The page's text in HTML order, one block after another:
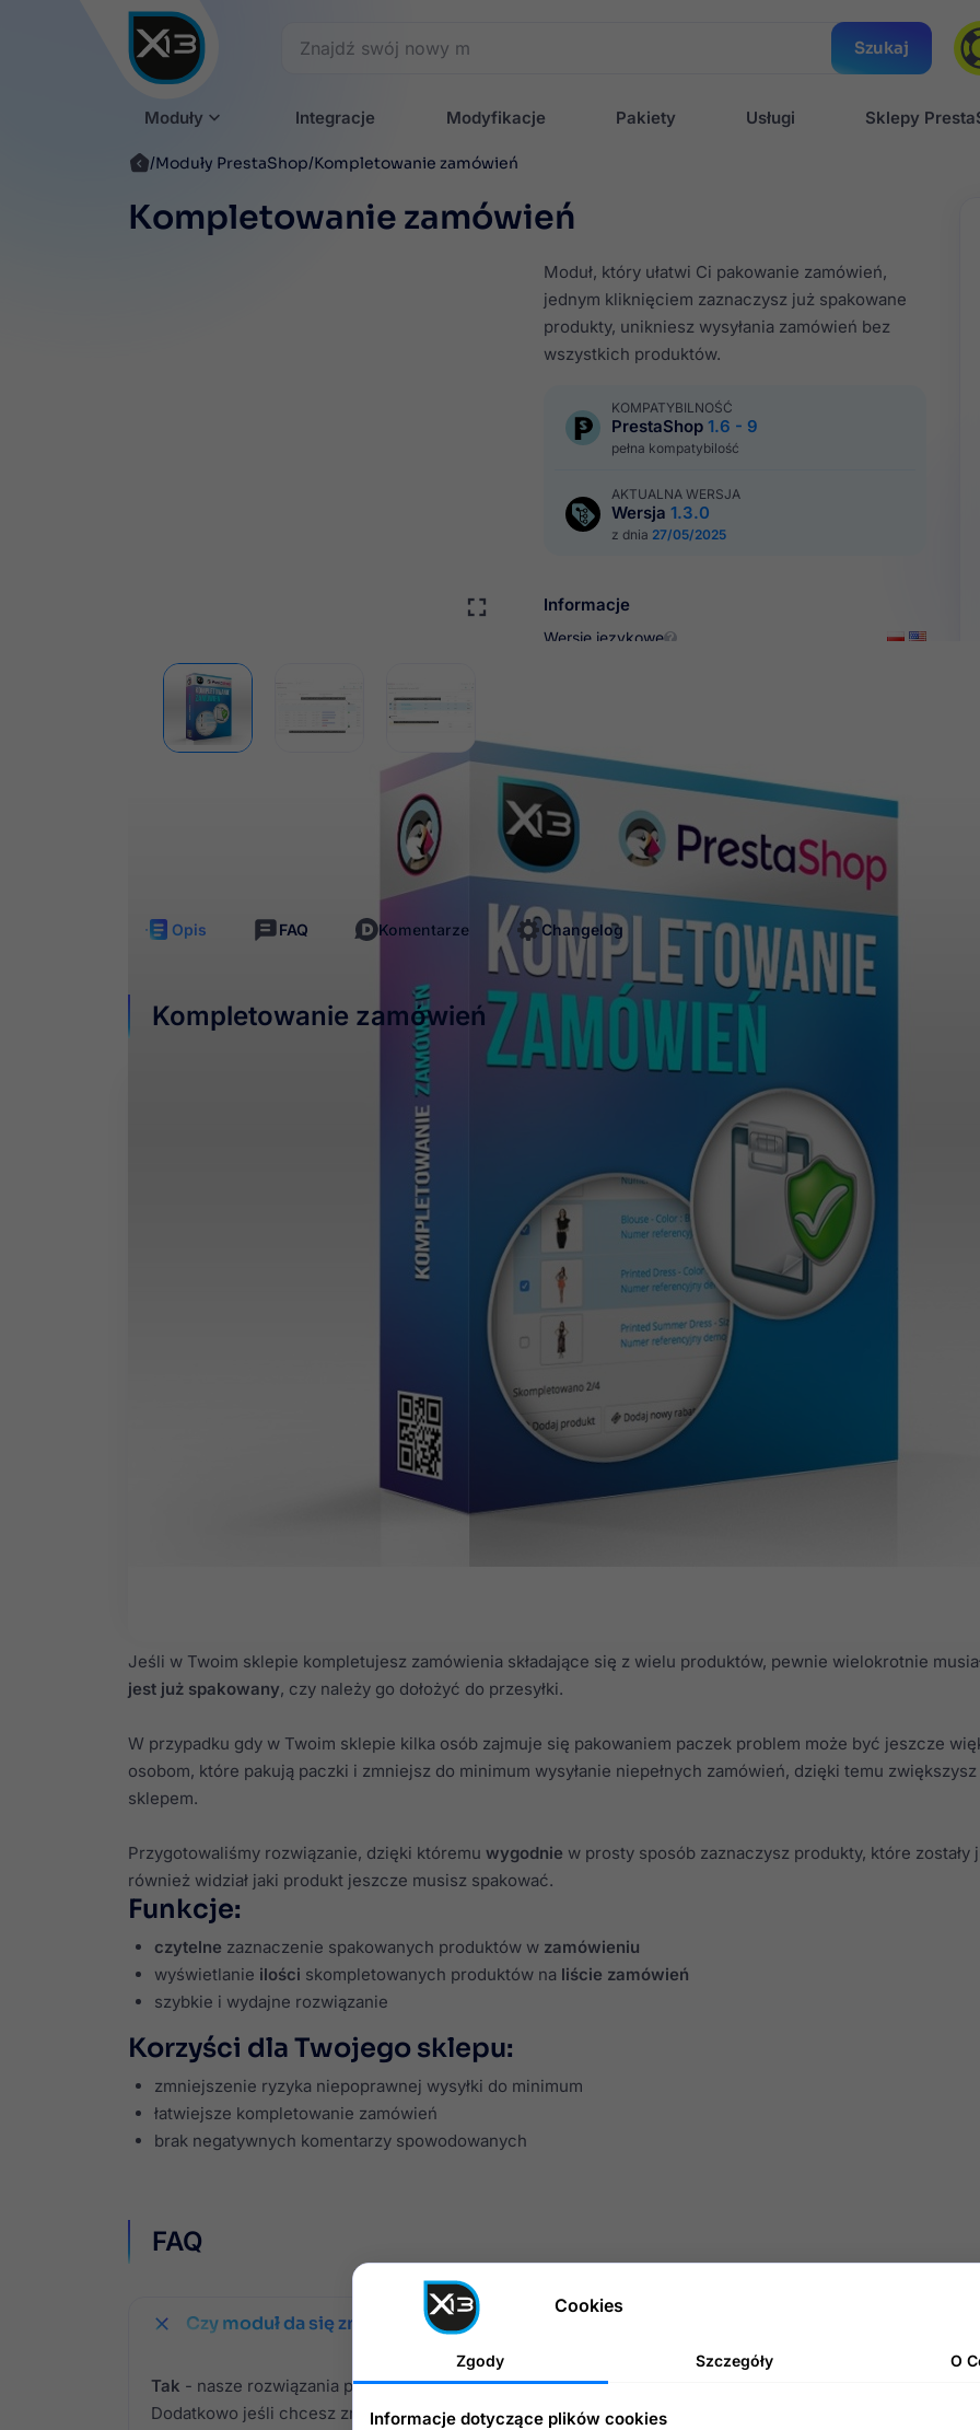
Szukaj
Moduły Integracje Modyfikacje Pakiety Usługi Sklepy
Moduły PrestaShop Kompletowanie zamówień
Kompletowanie zamówień

Moduł, który ułatwi Ci pakowanie zamówień,
jednym kliknięciem zaznaczysz już spakowane
produkty, unikniesz wysyłania zamówień bez
wszystkich produktów.
KOMPATYBILNOŚĆ
PrestaShop 1.6 - 9
pełna kompatybilość
AKTUALNA WERSJA
Wersja 1.3.0
z dnia 27/05/2025
Informacje
Wersje językowe
Zapytaj o produkt
Nielimitowany
Sprawdzone
rozwiązania
Opis FAQ Komentarze Changelog
Kompletowanie zamówień
Sprawdź nasz nowy moduł!
Pakowanie zamówień z obsługą czytnika kodów
kompletowaniem zamówień
z dużo bardziej zaawansowaną
funkcjonalnością koniecznie sprawdź nasz nowy moduł.
kompletowania zamówieńw podstawowej wersji, która dostępna jest w
poniższym module, znajdziesz szereg użytecznych opcji, wraz z
obsługą czytnika kodów
Pakowania zamówień z obsługą czytnika kodów
video .
uniknąć błędów
w trakcie kompletowania zamówień oraz wnieść poziom
nowy wyższy poziom
Jeśli w Twoim sklepie kompletujesz zamówienia składające się z wielu produktów, pewnie wielokrotnie
jest już spakowany, czy należy go dołożyć do przesyłki.
W przypadku gdy w Twoim sklepie kilka osób zajmuje się pakowaniem paczek problem może być jeszcze
osobom, które pakują paczki i zmniejsz do minimum wysyłanie niepełnych zamówień, dzięki temu
sklepem.
Przygotowaliśmy rozwiązanie, dzięki któremu wygodnie w prosty sposób zaznaczysz produkty, które
również widział jaki produkt jeszcze musisz spakować.
Funkcje:
czytelne zaznaczenie spakowanych produktów w zamówieniu
wyświetlanie ilości skompletowanych produktów na liście zamówień
szybkie i wydajne rozwiązanie
Korzyści dla Twojego sklepu:
zmniejszenie ryzyka niepoprawnej wysyłki do minimum
łatwiejsze kompletowanie zamówień
brak negatywnych komentarzy spowodowanych
FAQ
Czy moduł da się zmodyfikować?
Tak - nasze rozwiązania posiadają wygodną zaawansowaną konfiguracje dostępną z panelu
Dodatkowo jeśli chcesz zmienić ich wygląd możesz edytować pliki
Cookies
Zgody Szczegóły O
Informacje dotyczące plików cookies